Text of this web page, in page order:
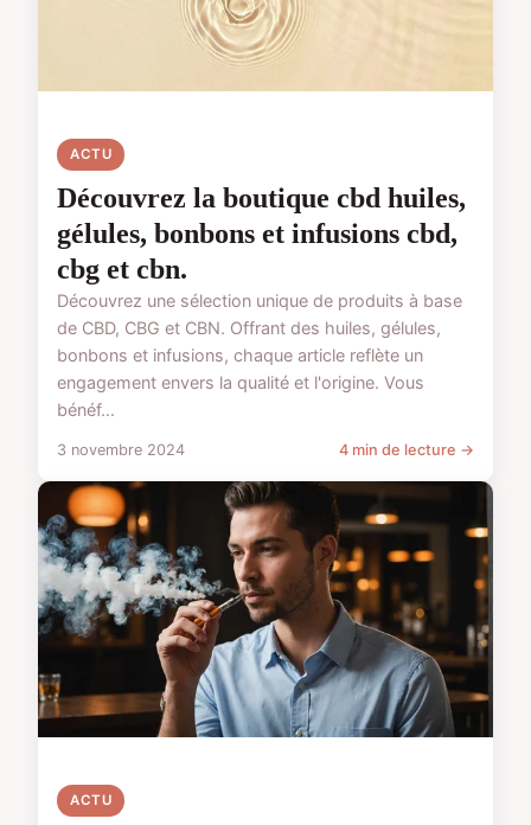
ACTU
Découvrez la boutique cbd huiles,
gélules, bonbons et infusions cbd,
cbg et cbn.
Découvrez une sélection unique de produits à base
de CBD, CBG et CBN. Offrant des huiles, gélules,
bonbons et infusions, chaque article reflète un
engagement envers la qualité et l'origine. Vous
bénéf...
3 novembre 2024 4 min de lecture →
ACTU